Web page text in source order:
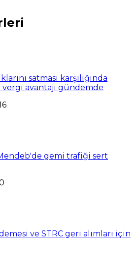
satması karşılığında
avantajı gündemde
gemi trafiği sert
ve STRC geri alımları için